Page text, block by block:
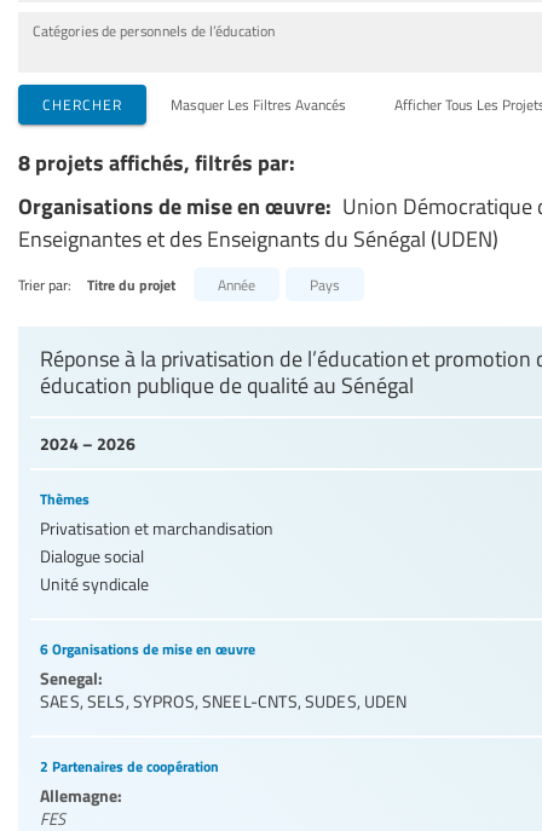
Catégories de personnels de l’éducation
CHERCHER Masquer Les Filtres Avancés Afficher Tous Les
8 projets affichés, filtrés par:
Organisations de mise en œuvre: Union Démocratique
Enseignantes et des Enseignants du Sénégal (UDEN)
Trier par: Titre du projet Année Pays
2024 – 2026
Réponse à la privatisation de l’éducation et promotion
éducation publique de qualité au Sénégal
Thèmes
Privatisation et marchandisation
Dialogue social
Unité syndicale
6 Organisations de mise en œuvre
Senegal:
SAES, SELS, SYPROS, SNEEL-CNTS, SUDES, UDEN
2 Partenaires de coopération
Allemagne:
FES